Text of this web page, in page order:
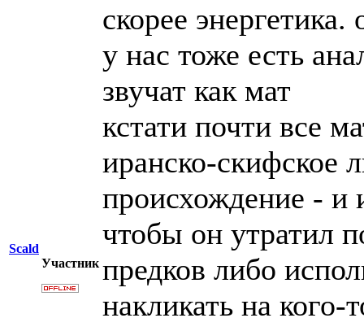
Scald
Участник
скорее
у нас тоже есть
звучат как мат
кстати почти все
иранско-скифское
происхождение - и
чтобы он утратил
предков либо
накликать на кого-